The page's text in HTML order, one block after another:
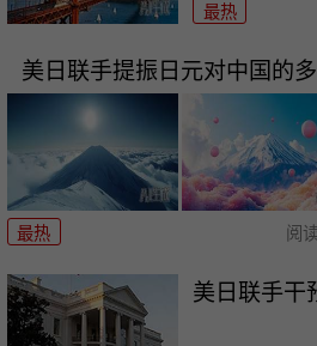
最热
美日联手提振日元对中国的
最热 阅
美日联手干